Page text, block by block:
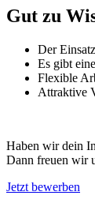
Gut zu
Der
Es gibt
Flexible
Attraktive
Haben wir dein
Dann freuen wir
Jetzt bewerben